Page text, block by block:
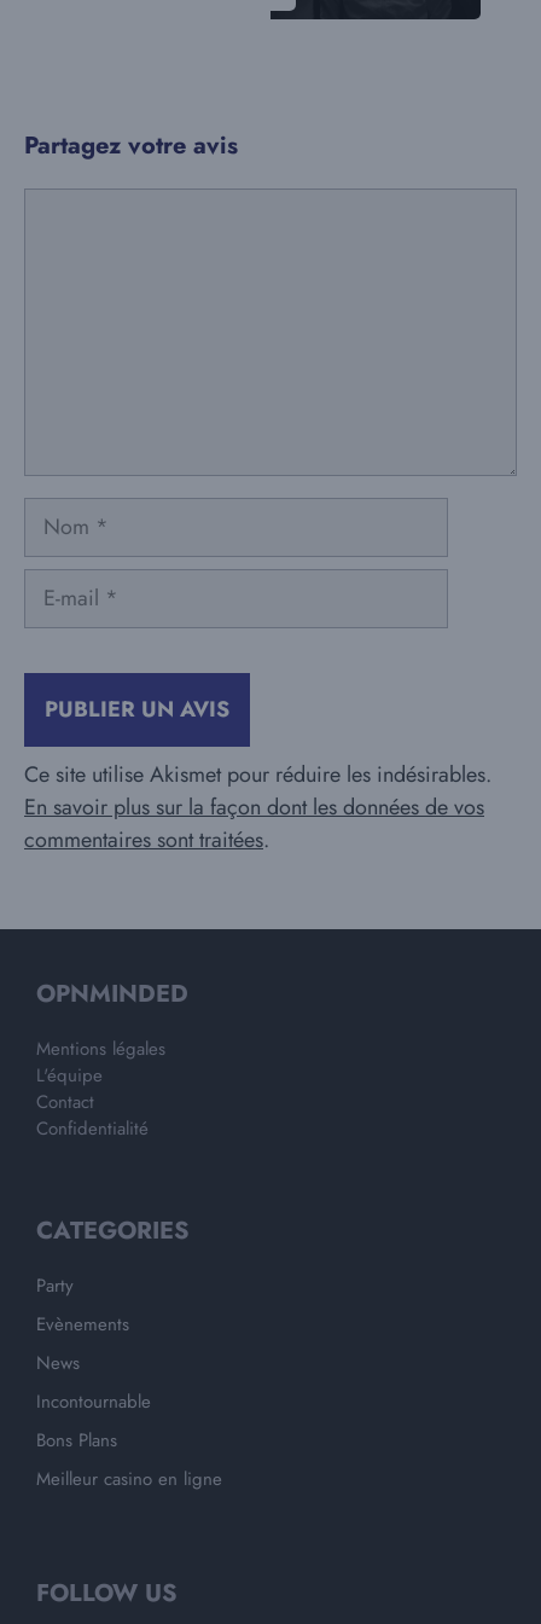
Partagez votre avis
Nom
mail
Ce site utilise Akismet pour réduire les indésirables.
En savoir plus sur la façon dont les données de vos
commentaires sont traitées.
OPNMINDED
Mentions légales
L'équipe
Contact
Confidentialité
CATEGORIES
Party
Evènements
News
Incontournable
Bons Plans
Meilleur casino en ligne
FOLLOW US